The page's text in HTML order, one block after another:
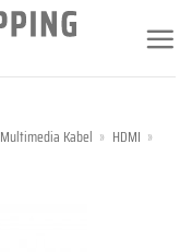
Multimedia Kabel » HDMI »